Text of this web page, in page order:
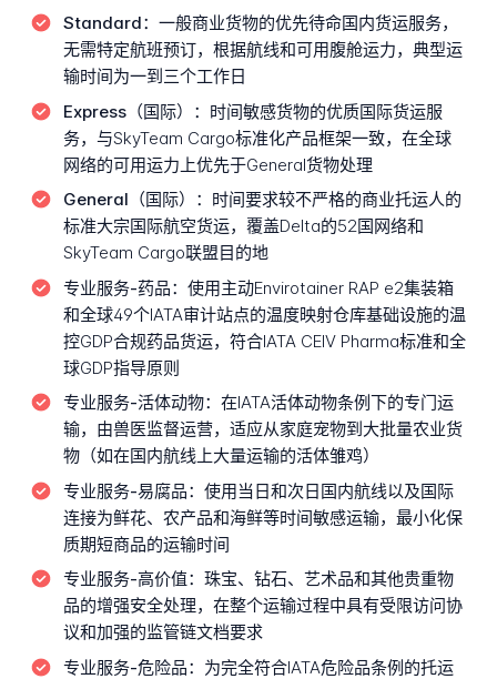
Standard： 一般商业货物的优先待命国内货运服务，
无需特定航班预订，根据航线和可用腹舱运力，典型运
输时间为一到三个工作日
Express（国际）： 时间敏感货物的优质国际货运服
务，与SkyTeam Cargo标准化产品框架一致，在全球
网络的可用运力上优先于General货物处理
General（国际）： 时间要求较不严格的商业托运人的
标准大宗国际航空货运，覆盖Delta的52国网络和
SkyTeam Cargo联盟目的地
专业服务-药品： 使用主动Envirotainer RAP e2集装箱
和全球49个IATA审计站点的温度映射仓库基础设施的温
控GDP合规药品货运，符合IATA CEIV Pharma标准和全
球GDP指导原则
专业服务-活体动物： 在IATA活体动物条例下的专门运
输，由兽医监督运营，适应从家庭宠物到大批量农业货
物（如在国内航线上大量运输的活体雏鸡）
专业服务-易腐品： 使用当日和次日国内航线以及国际
连接为鲜花、农产品和海鲜等时间敏感运输，最小化保
质期短商品的运输时间
专业服务-高价值： 珠宝、钻石、艺术品和其他贵重物
品的增强安全处理，在整个运输过程中具有受限访问协
议和加强的监管链文档要求
专业服务-危险品： 为完全符合IATA危险品条例的托运